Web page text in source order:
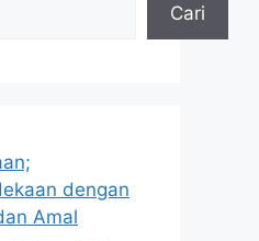
Cari
dengan
Amal